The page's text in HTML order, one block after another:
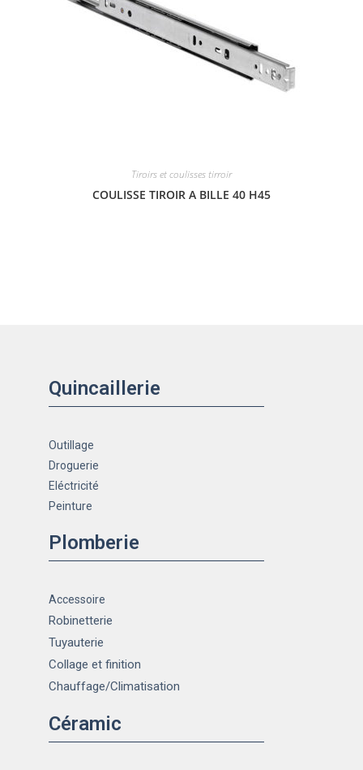
Tiroirs et coulisses tirroir
COULISSE TIROIR A BILLE 40 H45
Quincaillerie
Outillage
Droguerie
Eléctricité
Peinture
Plomberie
Accessoire
Robinetterie
Tuyauterie
Collage et finition
Chauffage/Climatisation
Céramic